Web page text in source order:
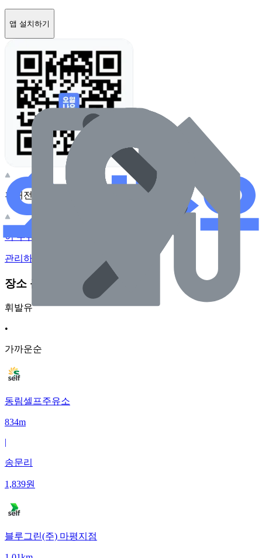
앱 설치하기
휴대전화 카메라로 찍어보세요
이 주유소의 사장님이신가요?
관리하기
장소 근처 주유소
휘발유
•
가까운순
동림셀프주유소
834m
|
송문리
1,839원
블루그린(주) 마평지점